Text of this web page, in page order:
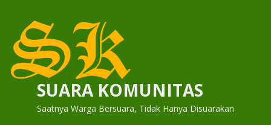
content
SUARA KOMUNITAS
Saatnya Warga Bersuara, Tidak Hanya Disuarakan